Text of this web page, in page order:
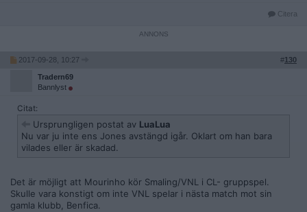
Citera
2017-09-28, 10:27 #130
Tradern69
Bannlyst
Citat:
Ursprungligen postat av LuaLua
Nu var ju inte ens Jones avstängd igår. Oklart om han bara
vilades eller är skadad.
Det är möjligt att Mourinho kör Smaling/VNL i CL- gruppspel.
Skulle vara konstigt om inte VNL spelar i nästa match mot sin
gamla klubb, Benfica.